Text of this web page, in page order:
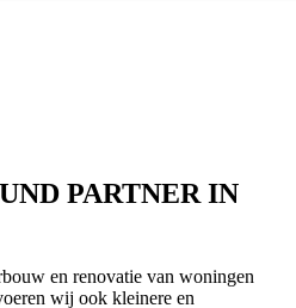
PARTNER IN
en renovatie van woningen
wij ook kleinere en